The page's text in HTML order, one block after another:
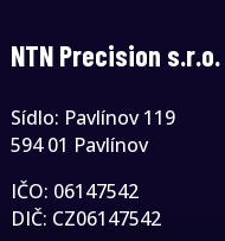
NTN Precision s.r.o.
Sídlo: Pavlínov 119
594 01 Pavlínov
IČO: 06147542
DIČ: CZ06147542